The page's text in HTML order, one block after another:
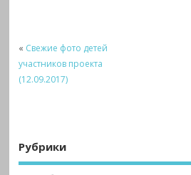
« Свежие фото детей
участников проекта
(12.09.2017)
Рубрики